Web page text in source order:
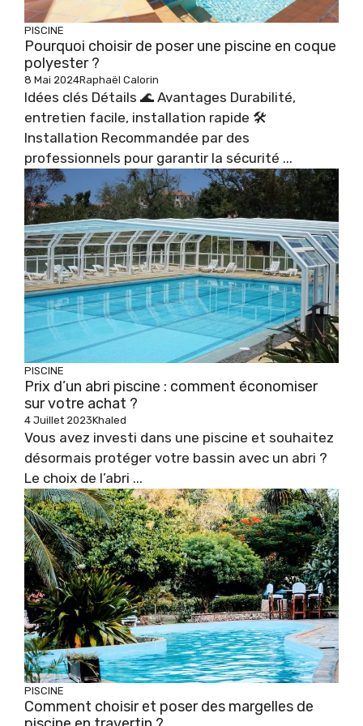
PISCINE
Pourquoi choisir de poser une piscine en coque
polyester ?
8 Mai 2024Raphaël Calorin
Idées clés Détails 🌊 Avantages Durabilité,
entretien facile, installation rapide 🛠️
Installation Recommandée par des
professionnels pour garantir la sécurité ...
PISCINE
Prix d’un abri piscine : comment économiser
sur votre achat ?
4 Juillet 2023Khaled
Vous avez investi dans une piscine et souhaitez
désormais protéger votre bassin avec un abri ?
Le choix de l’abri ...
PISCINE
Comment choisir et poser des margelles de